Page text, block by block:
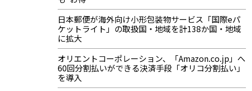
日本郵便が海外向け小形包装物サービス「国際eパ
ケットライト」の取扱国・地域を計138か国・地域
に拡大
オリエントコーポレーション、「Amazon.co.jp」へ
60回分割払いができる決済手段「オリコ分割払い」
を導入